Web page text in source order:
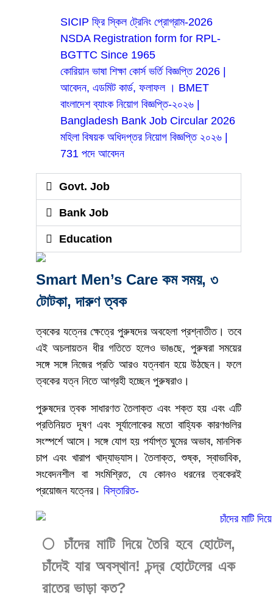
SICIP ফ্রি স্কিল ট্রেনিং প্রোগ্রাম-2026
NSDA Registration form for RPL-
BGTTC Since 1965
কোরিয়ান ভাষা শিক্ষা কোর্স ভর্তি বিজ্ঞপ্তি 2026 |
আবেদন, এডমিট কার্ড, ফলাফল । BMET
বাংলাদেশ ব্যাংক নিয়োগ বিজ্ঞপ্তি-২০২৬ |
Bangladesh Bank Job Circular 2026
মহিলা বিষয়ক অধিদপ্তর নিয়োগ বিজ্ঞপ্তি ২০২৬ |
731 পদে আবেদন
Govt. Job
Bank Job
Education
Smart Men’s Care কম সময়, ৩
টোটকা, দারুণ ত্বক
ত্বকের যত্নের ক্ষেত্রে পুরুষদের অবহেলা প্রশ্নাতীত। তবে
এই অচলায়তন ধীর গতিতে হলেও ভাঙছে, পুরুষরা সময়ের
সঙ্গে সঙ্গে নিজের প্রতি আরও যত্নবান হয়ে উঠছেন। ফলে
ত্বকের যত্ন নিতে আগ্রহী হচ্ছেন পুরুষরাও।
পুরুষদের ত্বক সাধারণত তৈলাক্ত এবং শক্ত হয় এবং এটি
প্রতিনিয়ত দূষণ এবং সূর্যালোকের মতো বাহ্যিক কারণগুলির
সংস্পর্শে আসে। সঙ্গে যোগ হয় পর্যাপ্ত ঘুমের অভাব, মানসিক
চাপ এবং খারাপ খাদ্যাভ্যাস। তৈলাক্ত, শুষ্ক, স্বাভাবিক,
সংবেদনশীল বা সংমিশ্রিত, যে কোনও ধরনের ত্বকেরই
প্রয়োজন যত্নের। বিস্তারিত-
🌕 চাঁদের মাটি দিয়ে তৈরি হবে হোটেল,
চাঁদেই যার অবস্থান! চন্দ্র হোটেলের এক
রাতের ভাড়া কত?